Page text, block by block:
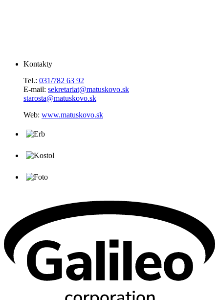
Kontakty
Tel.: 031/782 63 92
E-mail: sekretariat@matuskovo.sk
starosta@matuskovo.sk
Web: www.matuskovo.sk